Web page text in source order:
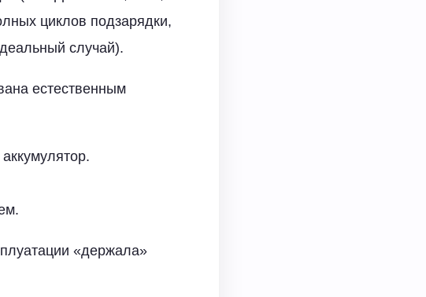
циклов подзарядки,
случай).
естественным
«держала»